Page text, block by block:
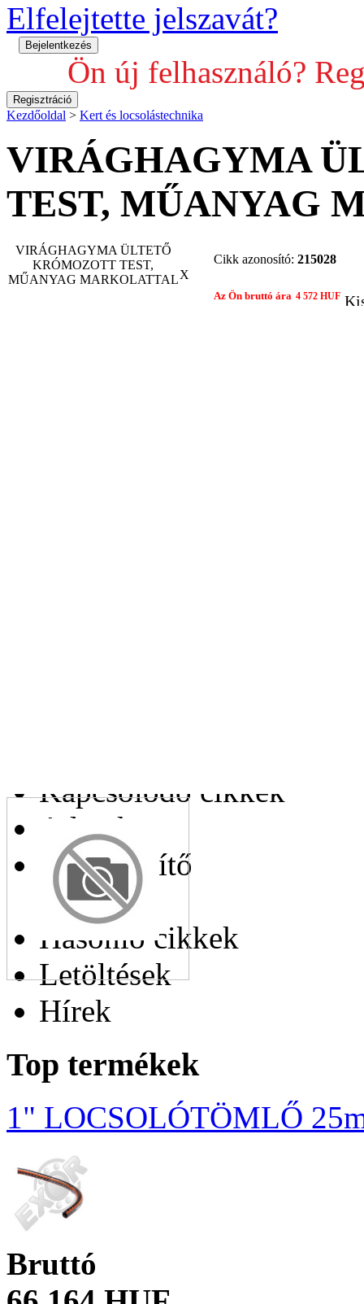
Elfelejtette jelszavát?
Ön új felhasználó?
Kezdőoldal > Kert és locsolástechnika
VIRÁGHAGYMA
TEST, MŰANYAG
X
VIRÁGHAGYMA ÜLTETŐ
KRÓMOZOTT TEST,
MŰANYAG MARKOLATTAL
Cikk azonosító: 215028
Az Ön bruttó ára 4 572 HUF
Kapcsolódó cikkek
Adatok
Helyettesítő
cikkek
Hasonló cikkek
Letöltések
Hírek
Top termékek
1" LOCSOLÓTÖMLŐ
Bruttó